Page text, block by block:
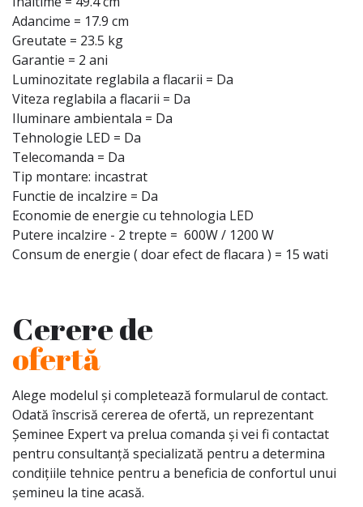
Adancime = 17.9 cm
Greutate = 23.5 kg
Garantie = 2 ani
Luminozitate reglabila a flacarii = Da
Viteza reglabila a flacarii = Da
Iluminare ambientala = Da
Tehnologie LED = Da
Telecomanda = Da
Tip montare: incastrat
Functie de incalzire = Da
Economie de energie cu tehnologia LED
Putere incalzire - 2 trepte = 600W / 1200 W
Consum de energie ( doar efect de flacara ) = 15 wati
Cerere de
ofertă
Alege modelul și completează formularul de contact.
Odată înscrisă cererea de ofertă, un reprezentant
Șeminee Expert va prelua comanda și vei fi contactat
pentru consultanță specializată pentru a determina
condițiile tehnice pentru a beneficia de confortul unui
șemineu la tine acasă.